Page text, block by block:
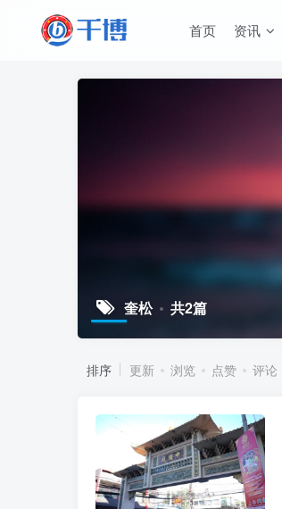
首页 资讯
奎松 共2篇
排序 更新 浏览 点赞 评论